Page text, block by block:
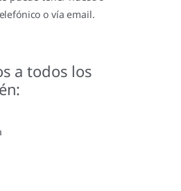
o vía email.
a todos los